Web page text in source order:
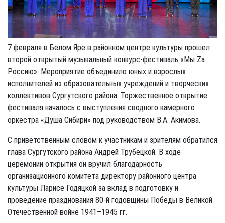
7 февраля в Белом Яре в районном центре культуры прошел
второй открытый музыкальный конкурс-фестиваль «Мы Za
Россию». Мероприятие объединило юных и взрослых
исполнителей из образовательных учреждений и творческих
коллективов Сургутского района. Торжественное открытие
фестиваля началось с выступления сводного камерного
оркестра «Душа Сибири» под руководством В.А. Акимова.
С приветственным словом к участникам и зрителям обратился
глава Сургутского района Андрей Трубецкой. В ходе
церемонии открытия он вручил благодарность
организационного комитета директору районного центра
культуры Ларисе Годяцкой за вклад в подготовку и
проведение празднования 80-й годовщины Победы в Великой
Отечественной войне 1941–1945 гг.